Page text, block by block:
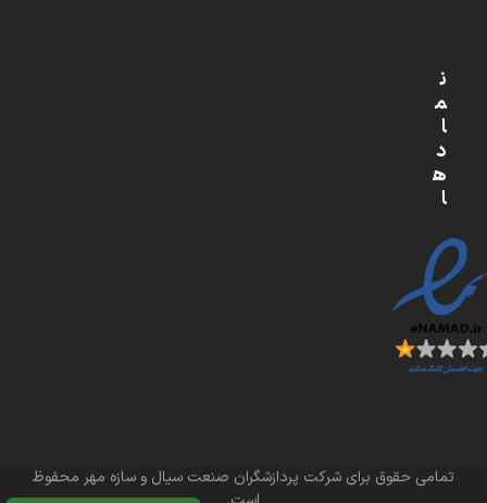
ن
م
ا
د
ه
ا
تمامی حقوق برای شرکت پردازشگران صنعت سیال و سازه مهر محفوظ